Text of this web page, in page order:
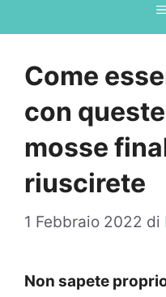
Come
con
mosse
riuscirete
1 Febbraio 2022 di
Non sapete